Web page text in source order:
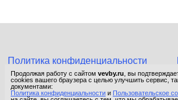
Политика конфиденциальности
соглашение
© 2015-2026 Сетевое издание «Фактом».
Федеральной службе по надзору в сфере
Продолжая работу с сайтом vevby.ru , вы
cookies вашего браузера с целью улучшить сервис,
документами:
Политика конфиденциальности и Пользовательское